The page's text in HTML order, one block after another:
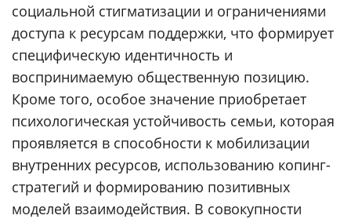
социальной стигматизации и ограничениями
доступа к ресурсам поддержки, что формирует
специфическую идентичность и
воспринимаемую общественную позицию.
Кроме того, особое значение приобретает
психологическая устойчивость семьи, которая
проявляется в способности к мобилизации
внутренних ресурсов, использованию копинг-
стратегий и формированию позитивных
моделей взаимодействия. В совокупности